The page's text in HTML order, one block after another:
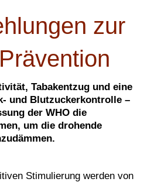
zur
Tabakentzug und eine
und Blutzuckerkontrolle –
der WHO die
um die drohende
Stimulierung werden von